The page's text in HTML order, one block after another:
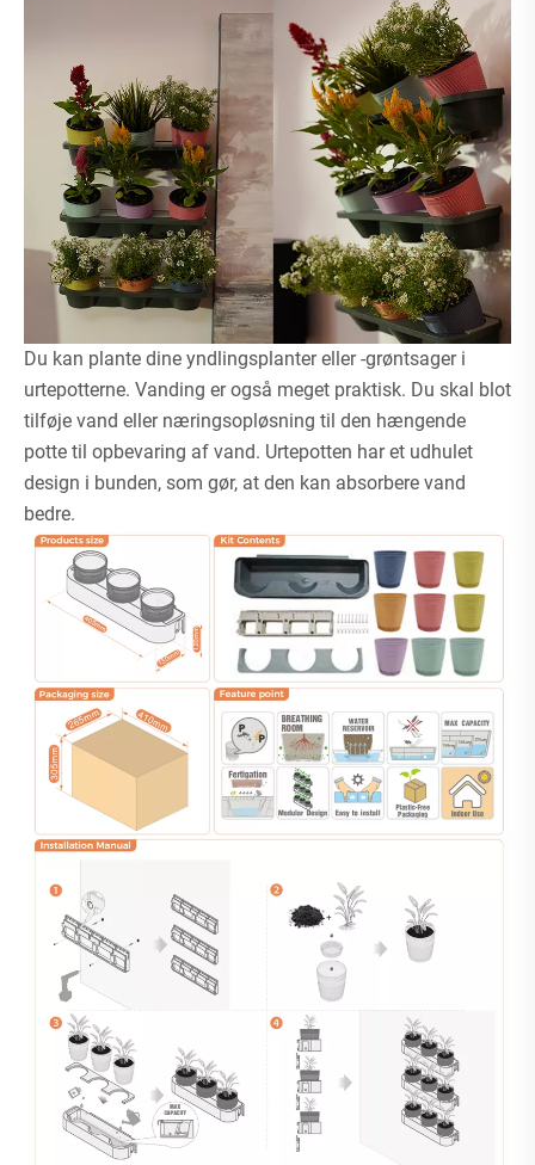
Du kan plante dine yndlingsplanter eller -grøntsager i
urtepotterne. Vanding er også meget praktisk. Du skal blot
tilføje vand eller næringsopløsning til den hængende
potte til opbevaring af vand. Urtepotten har et udhulet
design i bunden, som gør, at den kan absorbere vand
bedre.